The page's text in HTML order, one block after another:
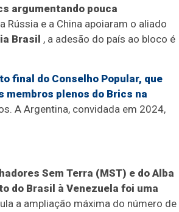
argumentando pouca
Rússia e a China apoiaram o aliado
Brasil , a adesão do país ao bloco é
final do Conselho Popular, que
membros plenos do Brics na
A Argentina, convidada em 2024,
Sem Terra (MST) e do Alba
do Brasil à Venezuela foi uma
a ampliação máxima do número de